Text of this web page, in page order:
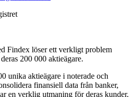
Findex löser ett verkligt problem
200 000 aktieägare.
unika aktieägare i noterade och
finansiell data från banker,
en verklig utmaning för deras kunder.